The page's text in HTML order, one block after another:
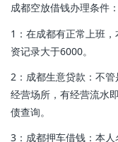
成都空放借钱办理条件
1：在成都有正常上班
资记录大于6000。
2：成都生意贷款：不
经营场所，有经营流水
债查询。
3：成都押车借钱：本